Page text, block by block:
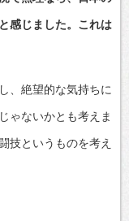
感じました。これは
、絶望的な気持ちに
ゃないかとも考えま
技というものを考え